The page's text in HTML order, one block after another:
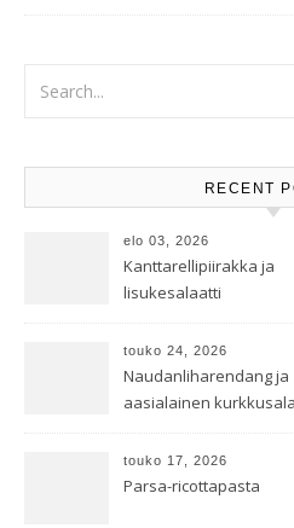
RECENT
elo 03, 2026
Kanttarellipiirakka ja
lisukesalaatti
touko 24, 2026
Naudanliharendang ja
aasialainen
touko 17, 2026
Parsa-ricottapasta